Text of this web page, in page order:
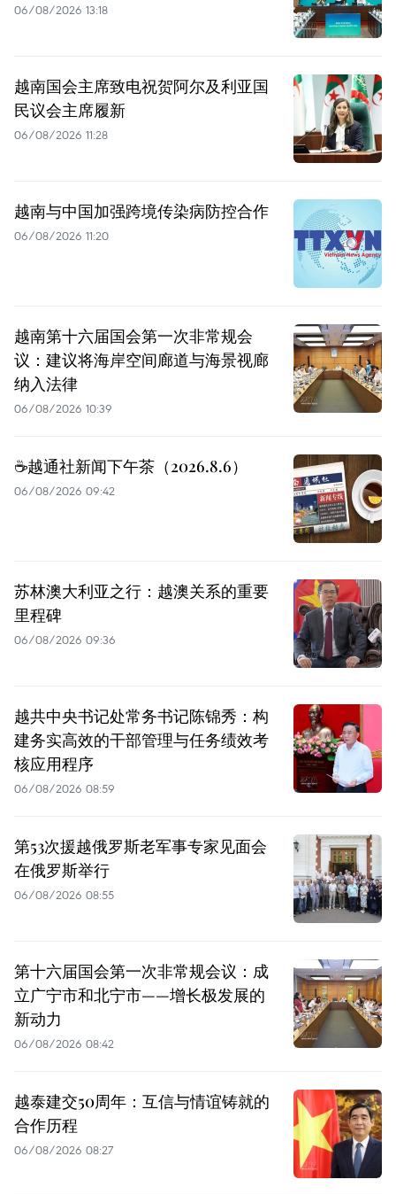
06/08/2026 13:18
越南国会主席致电祝贺阿尔及利亚国
民议会主席履新
06/08/2026 11:28
越南与中国加强跨境传染病防控合作
06/08/2026 11:20
越南第十六届国会第一次非常规会
议：建议将海岸空间廊道与海景视廊
纳入法律
06/08/2026 10:39
☕️越通社新闻下午茶（2026.8.6）
06/08/2026 09:42
苏林澳大利亚之行：越澳关系的重要
里程碑
06/08/2026 09:36
越共中央书记处常务书记陈锦秀：构
建务实高效的干部管理与任务绩效考
核应用程序
06/08/2026 08:59
第53次援越俄罗斯老军事专家见面会
在俄罗斯举行
06/08/2026 08:55
第十六届国会第一次非常规会议：成
立广宁市和北宁市——增长极发展的
新动力
06/08/2026 08:42
越泰建交50周年：互信与情谊铸就的
合作历程
06/08/2026 08:27